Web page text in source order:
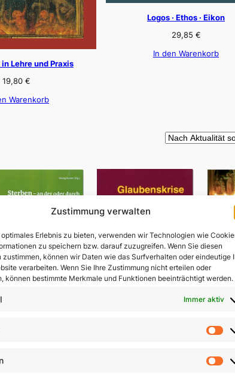
Zustimmung verwalten
optimales Erlebnis zu bieten, verwenden wir Technologien wie
zu speichern bzw. darauf zuzugreifen. Wenn Sie diesen
zustimmen, können wir Daten wie das Surfverhalten oder eindeutige
verarbeiten. Wenn Sie Ihre Zustimmung nicht erteilen oder
können bestimmte Merkmale und Funktionen beeinträchtigt werden.
Immer aktiv
Lehre und Praxis
19,80 €
Warenkorb
Logos · Ethos · Eikon
29,85 €
In den Warenkorb
die Hand des
In